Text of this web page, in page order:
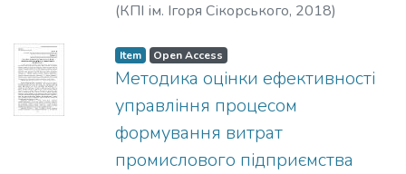
(КПІ ім. Ігоря Сікорського, 2018)
Item Open Access
Методика оцінки ефективності
управління процесом
формування витрат
промислового підприємства